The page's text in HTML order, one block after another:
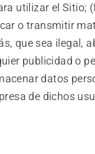
utilizar el Sitio;
o transmitir
que sea ilegal,
publicidad o
datos
de dichos